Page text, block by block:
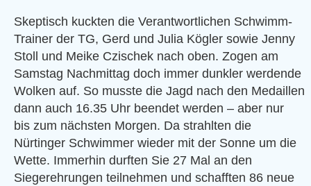
Skeptisch kuckten die Verantwortlichen Schwimm-
Trainer der TG, Gerd und Julia Kögler sowie Jenny
Stoll und Meike Czischek nach oben. Zogen am
Samstag Nachmittag doch immer dunkler werdende
Wolken auf. So musste die Jagd nach den Medaillen
dann auch 16.35 Uhr beendet werden – aber nur
bis zum nächsten Morgen. Da strahlten die
Nürtinger Schwimmer wieder mit der Sonne um die
Wette. Immerhin durften Sie 27 Mal an den
Siegerehrungen teilnehmen und schafften 86 neue